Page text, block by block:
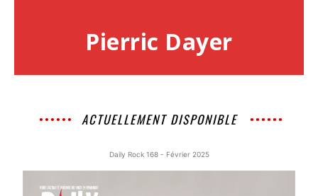
Pierric Dayer
ACTUELLEMENT DISPONIBLE
Daily Rock 168 - Février 2025